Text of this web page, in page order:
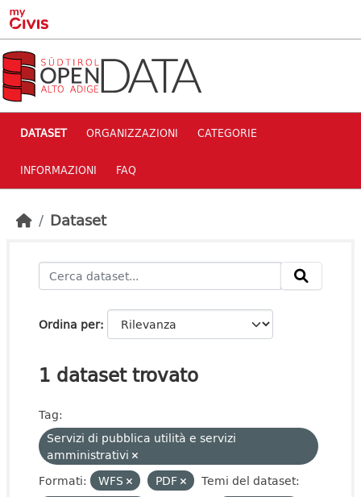
Skip to main content
DATASET ORGANIZZAZIONI CATEGORIE
INFORMAZIONI FAQ
Dataset
Ordina per
1 dataset trovato
Tag:
Servizi di pubblica utilità e servizi
amministrativi
Formati:
WFS PDF
Temi del dataset: